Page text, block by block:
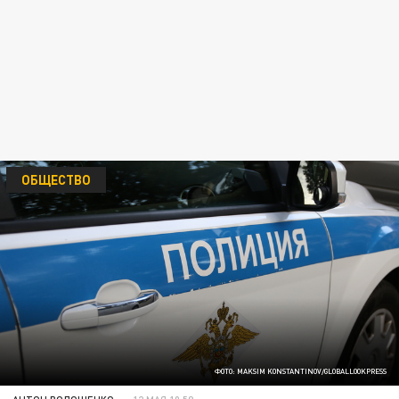
ФОТО: MAKSIM KONSTANTINOV/GLOBALLOOKPRESS
ОБЩЕСТВО